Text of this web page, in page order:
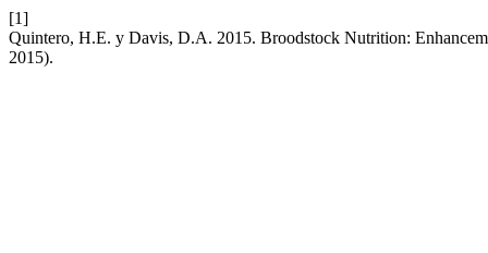
[1]
Quintero, H.E. y Davis, D.A. 2015. Broodstock Nutrition:
2015).